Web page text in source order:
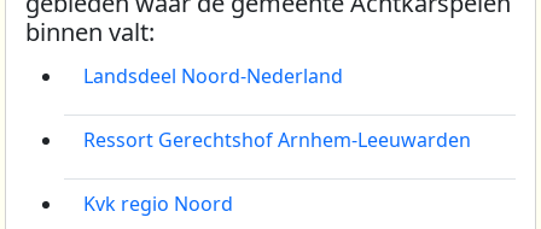
binnen valt:
Landsdeel Noord-Nederland
Ressort Gerechtshof Arnhem-Leeuwarden
Kvk regio Noord